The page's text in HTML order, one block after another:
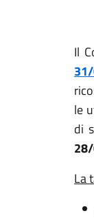
Il
le
di
La